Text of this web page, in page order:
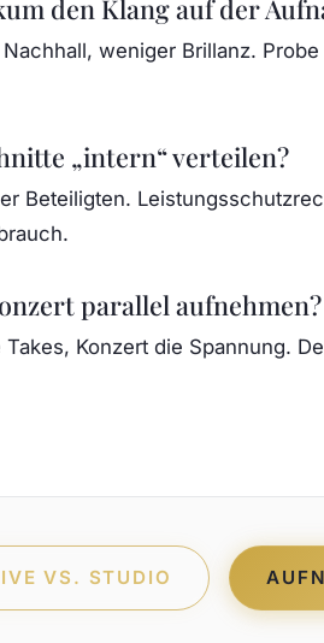
den Klang auf der
weniger Brillanz.
„intern“ verteilen?
Beteiligten.
parallel aufnehmen?
Konzert die Spannung.
VS. STUDIO